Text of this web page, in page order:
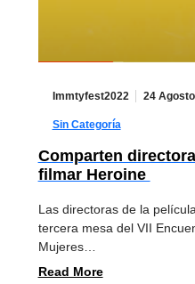
Immtyfest2022 24
Sin Categoría
Comparten
filmar Heroine
Las directoras de la
tercera mesa del VII
Mujeres…
Read More